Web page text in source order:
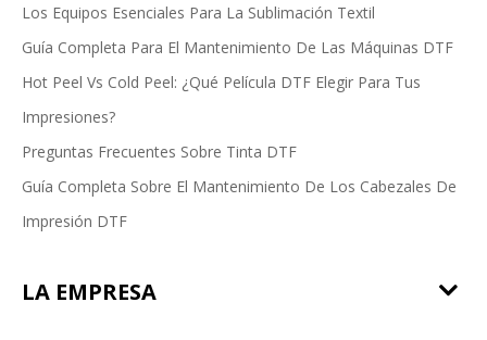
Los Equipos Esenciales Para La Sublimación Textil
Guía Completa Para El Mantenimiento De Las Máquinas DTF
Hot Peel Vs Cold Peel: ¿Qué Película DTF Elegir Para Tus
Impresiones?
Preguntas Frecuentes Sobre Tinta DTF
Guía Completa Sobre El Mantenimiento De Los Cabezales De
Impresión DTF
LA EMPRESA